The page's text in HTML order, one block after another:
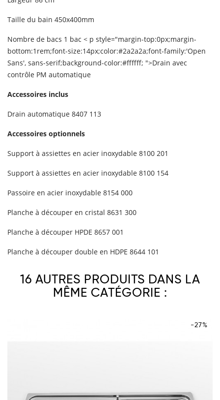
Taille du bain 450x400mm
Nombre de bacs 1 bac < p style="margin-top:0px;margin-
bottom:1rem;font-size:14px;color:#2a2a2a;font-family:'Open
Sans', sans-serif;background-color:#ffffff; ">Drain avec
contrôle PM automatique
Accessoires inclus
Drain automatique 8407 113
Accessoires optionnels
Support à assiettes en acier inoxydable 8100 201
Support à assiettes en acier inoxydable 8100 154
Passoire en acier inoxydable 8154 000
Planche à découper en cristal 8631 300
Planche à découper HPDE 8657 001
Planche à découper double en HDPE 8644 101
16 AUTRES PRODUITS DANS LA
MÊME CATÉGORIE :
-27%